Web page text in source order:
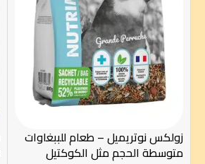
زولكس نوتريميل – طعام للببغاوات
متوسطة الحجم مثل الكوكتيل